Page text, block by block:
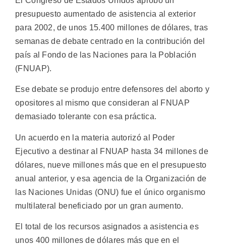
presupuesto aumentado de asistencia al exterior
para 2002, de unos 15.400 millones de dólares, tras
semanas de debate centrado en la contribución del
país al Fondo de las Naciones para la Población
(FNUAP).
Ese debate se produjo entre defensores del aborto y
opositores al mismo que consideran al FNUAP
demasiado tolerante con esa práctica.
Un acuerdo en la materia autorizó al Poder
Ejecutivo a destinar al FNUAP hasta 34 millones de
dólares, nueve millones más que en el presupuesto
anual anterior, y esa agencia de la Organización de
las Naciones Unidas (ONU) fue el único organismo
multilateral beneficiado por un gran aumento.
El total de los recursos asignados a asistencia es
unos 400 millones de dólares más que en el